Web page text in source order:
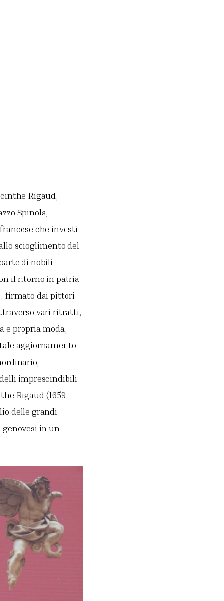
Rigaud,
Spinola,
che investì
scioglimento del
di nobili
il ritorno in patria
firmato dai pittori
vari ritratti,
e propria moda,
aggiornamento
imprescindibili
Rigaud (1659-
delle grandi
in un